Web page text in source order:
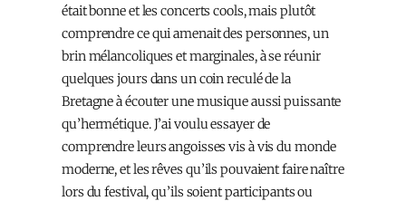
était bonne et les concerts cools, mais plutôt
comprendre ce qui amenait des personnes, un
brin mélancoliques et marginales, à se réunir
quelques jours dans un coin reculé de la
Bretagne à écouter une musique aussi puissante
qu’hermétique. J’ai voulu essayer de
comprendre leurs angoisses vis à vis du monde
moderne, et les rêves qu’ils pouvaient faire naître
lors du festival, qu’ils soient participants ou